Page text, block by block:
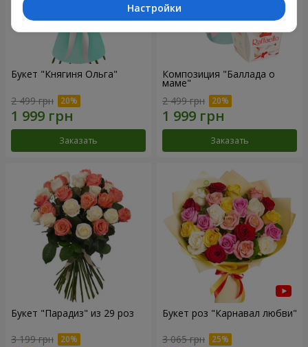
Букет "Княгиня Ольга"
2 499 грн
Заказать
Композиция "Баллада о
маме"
2 499 грн
Заказать
Букет "Парадиз" из 29 роз
3 199 грн
Букет роз "Карнавал любви"
3 065 грн
Настройки